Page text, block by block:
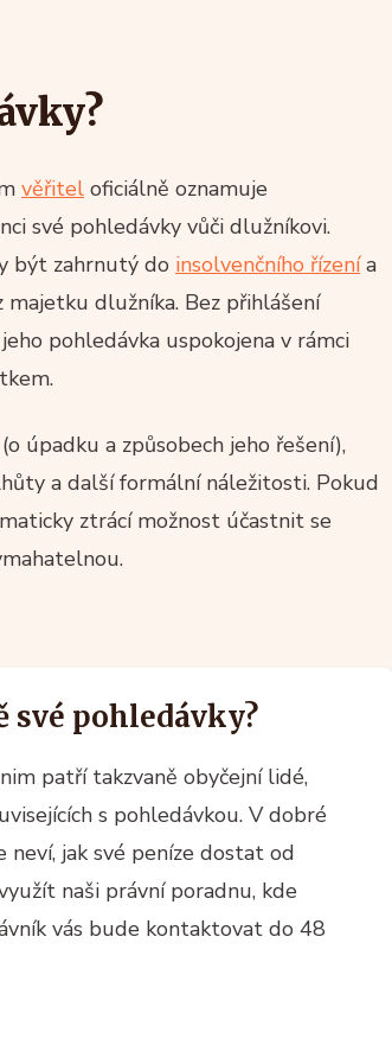
věřitel oficiálně oznamuje
své pohledávky vůči dlužníkovi.
být zahrnutý do insolvenčního řízenía
majetku dlužníka. Bez přihlášení
pohledávka uspokojena v rámci
úpadku a způsobech jeho řešení),
a další formální náležitosti. Pokud
ztrácí možnost účastnit se
své pohledávky?
patří takzvaně obyčejní lidé,
s pohledávkou. V dobré
jak své peníze dostat od
naši právní poradnu, kde
vás bude kontaktovat do 48